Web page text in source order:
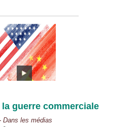
guerre commerciale
Dans les médias